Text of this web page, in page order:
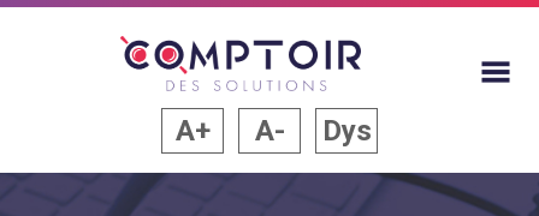
A+ A- Dys